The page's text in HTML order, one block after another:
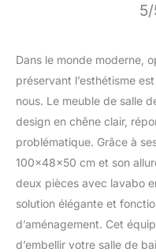
Dans le monde moderne,
préservant l’esthétisme
nous. Le meuble de salle
design en chêne clair,
problématique. Grâce à
100x48x50 cm et son
deux pièces avec lavabo
solution élégante et
d’aménagement. Cet
d’embellir votre salle de